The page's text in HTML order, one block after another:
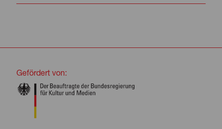
Gefördert von: